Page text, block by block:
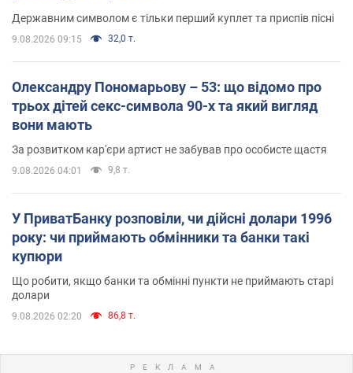
Державним символом є тільки перший куплет та приспів пісні
9.08.2026 09:15 32,0 т.
Олександру Пономарьову – 53: що відомо про
трьох дітей секс-символа 90-х та який вигляд
вони мають
За розвитком кар'єри артист не забував про особисте щастя
9.08.2026 04:01 9,8 т.
У ПриватБанку розповіли, чи дійсні долари 1996
року: чи приймають обмінники та банки такі
купюри
Що робити, якщо банки та обмінні пункти не приймають старі
долари
9.08.2026 02:20 86,8 т.